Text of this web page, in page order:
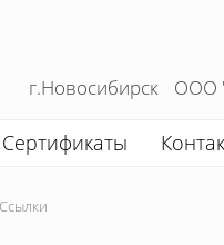
г.Новосибирск ООО
Сертификаты
Ссылки